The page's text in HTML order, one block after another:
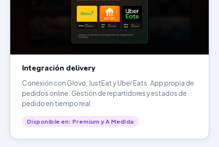
Integración delivery
Conexión con Glovo, JustEat y Uber Eats. App propia de
pedidos online. Gestión de repartidores y estados de
pedido en tiempo real.
Disponible en: Premium y A Medida